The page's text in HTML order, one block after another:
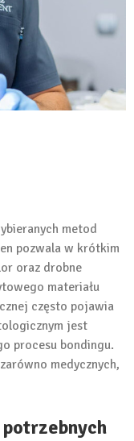
metod
pozwala w krótkim
oraz drobne
materiału
często pojawia
jest
procesu bondingu.
medycznych,